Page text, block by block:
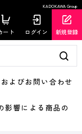
KADOKAWA Group
ート ログイン 新規登録
よびお問い合わせ
響による商品の